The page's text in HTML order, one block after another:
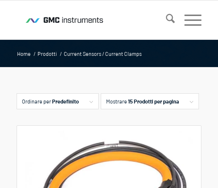
Home / Prodotti / Current Sensors / Current Clamps
Ordinare perPredefinito Mostrare15 Prodotti per pagina